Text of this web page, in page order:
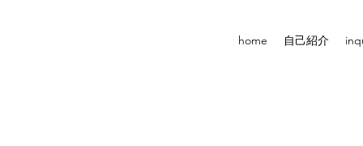
home 自己紹介